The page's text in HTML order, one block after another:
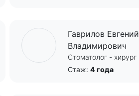
Гаврилов Евгений
Владимирович
Стоматолог - хирург
Стаж: 4 года